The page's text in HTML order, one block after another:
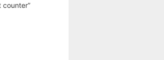
counter”